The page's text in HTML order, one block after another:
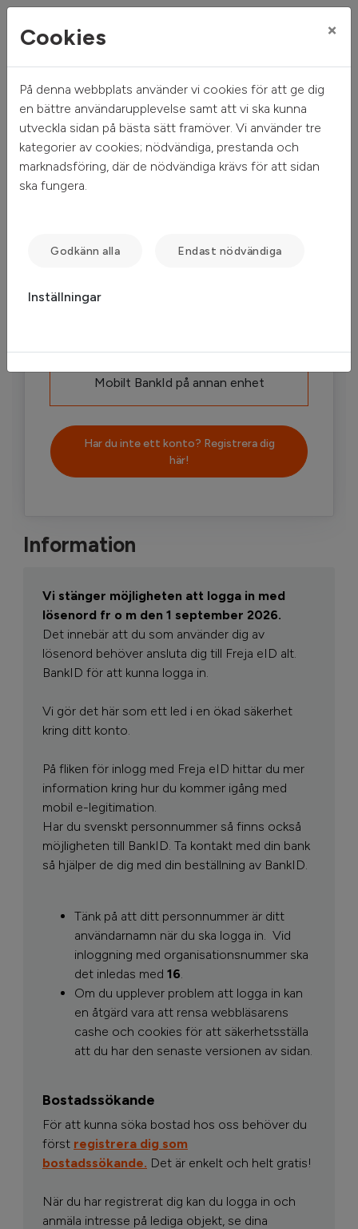
Mitt hem Mina sidor
Mina sidor
Mobilt BankId på annan enhet
Har du inte ett konto? Registrera dig
här!
Information
Vi stänger möjligheten att logga in med
lösenord fr o m den 1 september 2026.
Det innebär att du som använder dig av
lösenord behöver ansluta dig till Freja eID alt.
BankID för att kunna logga in.
Vi gör det här som ett led i en ökad säkerhet
kring ditt konto.
På fliken för inlogg med Freja eID hittar du mer
information kring hur du kommer igång med
mobil e-legitimation.
Har du svenskt personnummer så finns också
möjligheten till BankID. Ta kontakt med din bank
så hjälper de dig med din beställning av BankID.
Tänk på att ditt personnummer är ditt
användarnamn när du ska logga in. Vid
inloggning med organisationsnummer ska
det inledas med 16.
Om du upplever problem att logga in kan
en åtgärd vara att rensa webbläsarens
cashe och cookies för att säkerhetsställa
att du har den senaste versionen av sidan.
Bostadssökande
För att kunna söka bostad hos oss behöver du
först registrera dig som
bostadssökande. Det är enkelt och helt gratis!
När du har registrerat dig kan du logga in och
anmäla intresse på lediga objekt, se dina
Cookies ×
På denna webbplats använder vi cookies för att ge dig
en bättre användarupplevelse samt att vi ska kunna
utveckla sidan på bästa sätt framöver. Vi använder tre
kategorier av cookies; nödvändiga, prestanda och
marknadsföring, där de nödvändiga krävs för att sidan
ska fungera.
Godkänn alla Endast nödvändiga
Inställningar